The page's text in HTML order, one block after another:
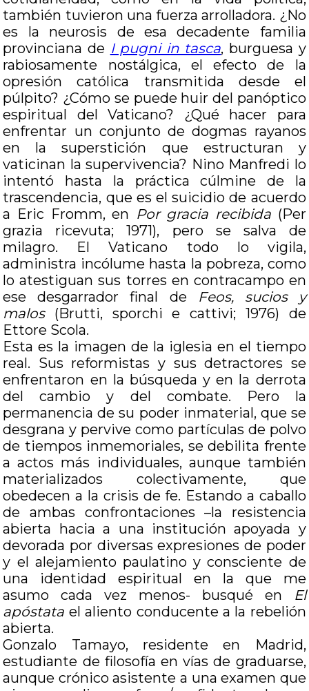
también tuvieron una fuerza arrolladora. ¿No
es la neurosis de esa decadente familia
provinciana de I pugni in tasca, burguesa y
rabiosamente nostálgica, el efecto de la
opresión católica transmitida desde el
púlpito? ¿Cómo se puede huir del panóptico
espiritual del Vaticano? ¿Qué hacer para
enfrentar un conjunto de dogmas rayanos
en la superstición que estructuran y
vaticinan la supervivencia? Nino Manfredi lo
intentó hasta la práctica cúlmine de la
trascendencia, que es el suicidio de acuerdo
a Eric Fromm, en Por gracia recibida(Per
grazia ricevuta; 1971), pero se salva de
milagro. El Vaticano todo lo vigila,
administra incólume hasta la pobreza, como
lo atestiguan sus torres en contracampo en
ese desgarrador final de
Feos, sucios y
malos(Brutti, sporchi e cattivi; 1976) de
Ettore Scola.
Esta es la imagen de la iglesia en el tiempo
real. Sus reformistas y sus detractores se
enfrentaron en la búsqueda y en la derrota
del cambio y del combate. Pero la
permanencia de su poder inmaterial, que se
desgrana y pervive como partículas de polvo
de tiempos inmemoriales, se debilita frente
a actos más individuales, aunque también
materializados colectivamente, que
obedecen a la crisis de fe. Estando a caballo
de ambas confrontaciones –la resistencia
abierta hacia a una institución apoyada y
devorada por diversas expresiones de poder
y el alejamiento paulatino y consciente de
una identidad espiritual en la que me
asumo cada vez menos- busqué en
El
apóstata el aliento conducente a la rebelión
abierta.
Gonzalo Tamayo, residente en Madrid,
estudiante de filosofía en vías de graduarse,
aunque crónico asistente a una examen que